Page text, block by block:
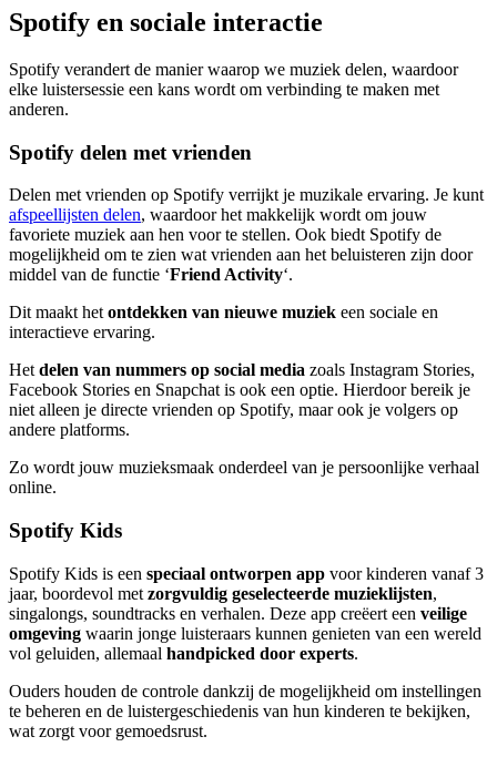
Spotify en sociale interactie
Spotify verandert de manier waarop we muziek delen, waardoor
elke luistersessie een kans wordt om verbinding te maken met
anderen.
Spotify delen met vrienden
Delen met vrienden op Spotify verrijkt je muzikale ervaring. Je kunt
afspeellijsten delen, waardoor het makkelijk wordt om jouw
favoriete muziek aan hen voor te stellen. Ook biedt Spotify de
mogelijkheid om te zien wat vrienden aan het beluisteren zijn door
middel van de functie ‘Friend Activity‘.
Dit maakt het ontdekken van nieuwe muziek een sociale en
interactieve ervaring.
Het delen van nummers op social media zoals Instagram Stories,
Facebook Stories en Snapchat is ook een optie. Hierdoor bereik je
niet alleen je directe vrienden op Spotify, maar ook je volgers op
andere platforms.
Zo wordt jouw muzieksmaak onderdeel van je persoonlijke verhaal
online.
Spotify Kids
Spotify Kids is een speciaal ontworpen app voor kinderen vanaf 3
jaar, boordevol met zorgvuldig geselecteerde muzieklijsten,
singalongs, soundtracks en verhalen. Deze app creëert een veilige
omgeving waarin jonge luisteraars kunnen genieten van een wereld
vol geluiden, allemaal handpicked door experts.
Ouders houden de controle dankzij de mogelijkheid om instellingen
te beheren en de luistergeschiedenis van hun kinderen te bekijken,
wat zorgt voor gemoedsrust.